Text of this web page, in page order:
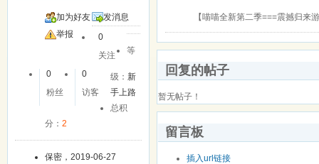
加为好友
发消息
举报
0
关注
0
粉丝
0
访客
等
级：新
手上路
总积
分： 2
保密，2019-06-27
【喵喵全新第二季===震撼归来
回复的帖子
暂无帖子！
留言板
插入url链接